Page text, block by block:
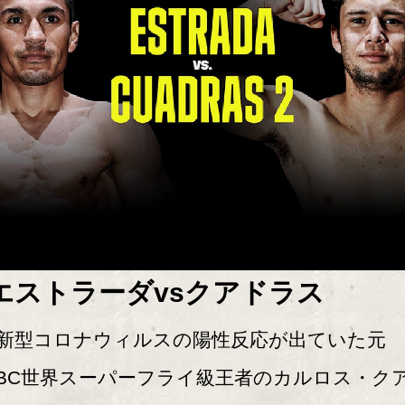
ストラーダvsクアドラス
コロナウィルスの陽性反応が出ていた元
世界スーパーフライ級王者のカルロス・ク